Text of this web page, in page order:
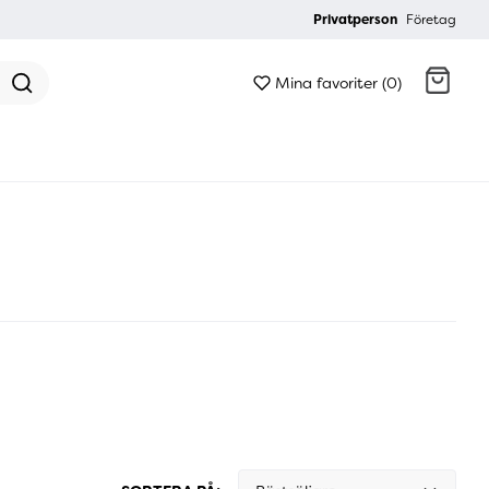
Privatperson Företag
Mina favoriter (0)